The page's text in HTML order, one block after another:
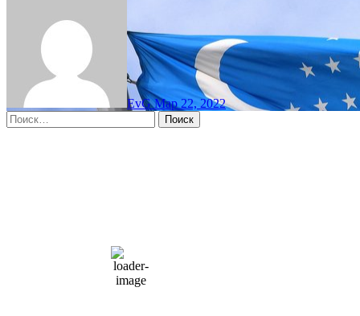
EvGМар 22, 2022
Найти:
66 %
1004 мб
10 mph